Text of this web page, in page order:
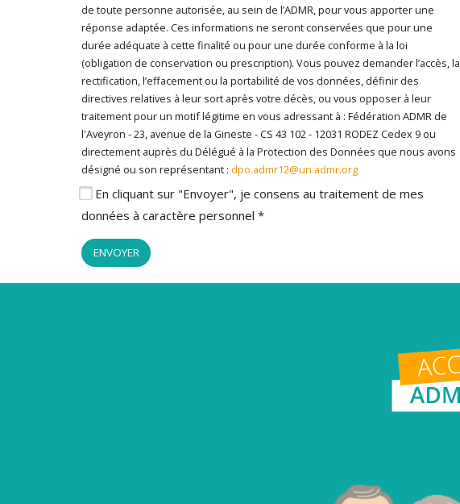
de toute personne autorisée, au sein de l’ADMR, pour vous apporter une
réponse adaptée. Ces informations ne seront conservées que pour une
durée adéquate à cette finalité ou pour une durée conforme à la loi
(obligation de conservation ou prescription). Vous pouvez demander l’accès, la
rectification, l’effacement ou la portabilité de vos données, définir des
directives relatives à leur sort après votre décès, ou vous opposer à leur
traitement pour un motif légitime en vous adressant à : Fédération ADMR de
l'Aveyron - 23, avenue de la Gineste - CS 43 102 - 12031 RODEZ Cedex 9 ou
directement auprès du Délégué à la Protection des Données que nous avons
désigné ou son représentant : dpo.admr12@un.admr.org
En cliquant sur "Envoyer", je consens au traitement de mes
données à caractère personnel *